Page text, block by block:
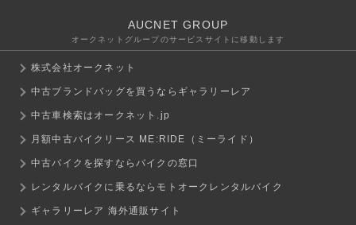
AUCNET GROUP
オークネットグループのサービスサイトに移動します
株式会社オークネット
中古ブランドバッグを買うならギャラリーレア
中古車検索はオークネット.jp
月額中古バイクリース ME:RIDE（ミーライド）
中古バイクを探すならバイクの窓口
レンタルバイクに乗るならモトオークレンタルバイク
ギャラリーレア 海外通販サイト